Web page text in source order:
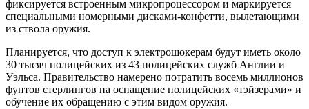
фиксируется встроенным микропроцессором и маркируется
специальными номерными дисками-конфетти, вылетающими
из ствола оружия.
Планируется, что доступ к электрошокерам будут иметь около
30 тысяч полицейских из 43 полицейских служб Англии и
Уэльса. Правительство намерено потратить восемь миллионов
фунтов стерлингов на оснащение полицейских «тэйзерами» и
обучение их обращению с этим видом оружия.